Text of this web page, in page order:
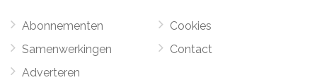
Abonnementen
Samenwerkingen
Adverteren
Cookies
Contact